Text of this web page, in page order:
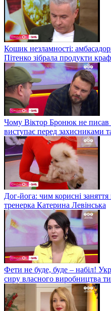
Кошик незламності:
Пітенко зібрала продукти
Чому Віктор Бронюк не писав
виступає перед захисниками
Дог-йога: чим корисні
тренерка Катерина Левінська
Фети не буде, буде – набіл!
сиру власного виробництва